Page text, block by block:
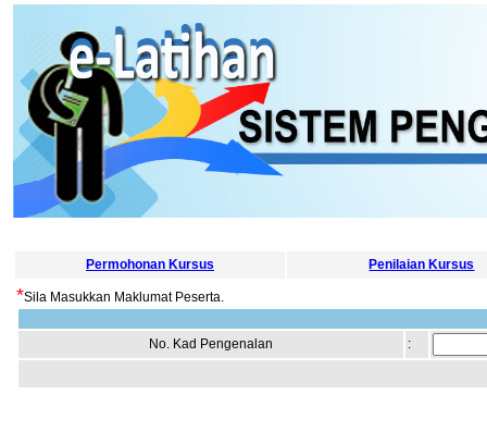
Permohonan Kursus Penilaian Kursus
*Sila Masukkan Maklumat Peserta.
No. Kad Pengenalan :